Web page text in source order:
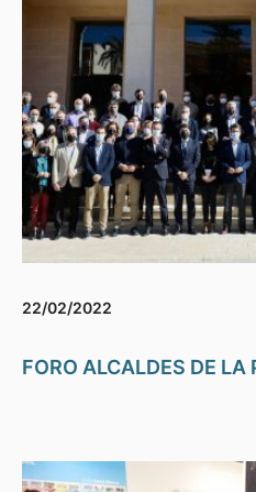
22/02/2022
FORO ALCALDES DE